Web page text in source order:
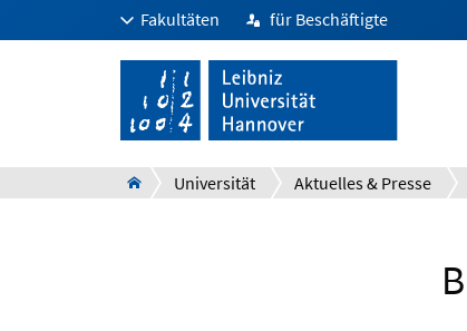
Fakultäten für Beschäftigte
Universität Aktuelles & Presse